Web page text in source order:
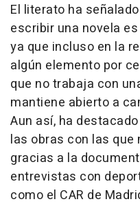
El literato ha
escribir una novela
ya que incluso en la
algún elemento por
que no trabaja con
mantiene abierto a
Aun así, ha
las obras con las
gracias a la
entrevistas con
como el CAR de